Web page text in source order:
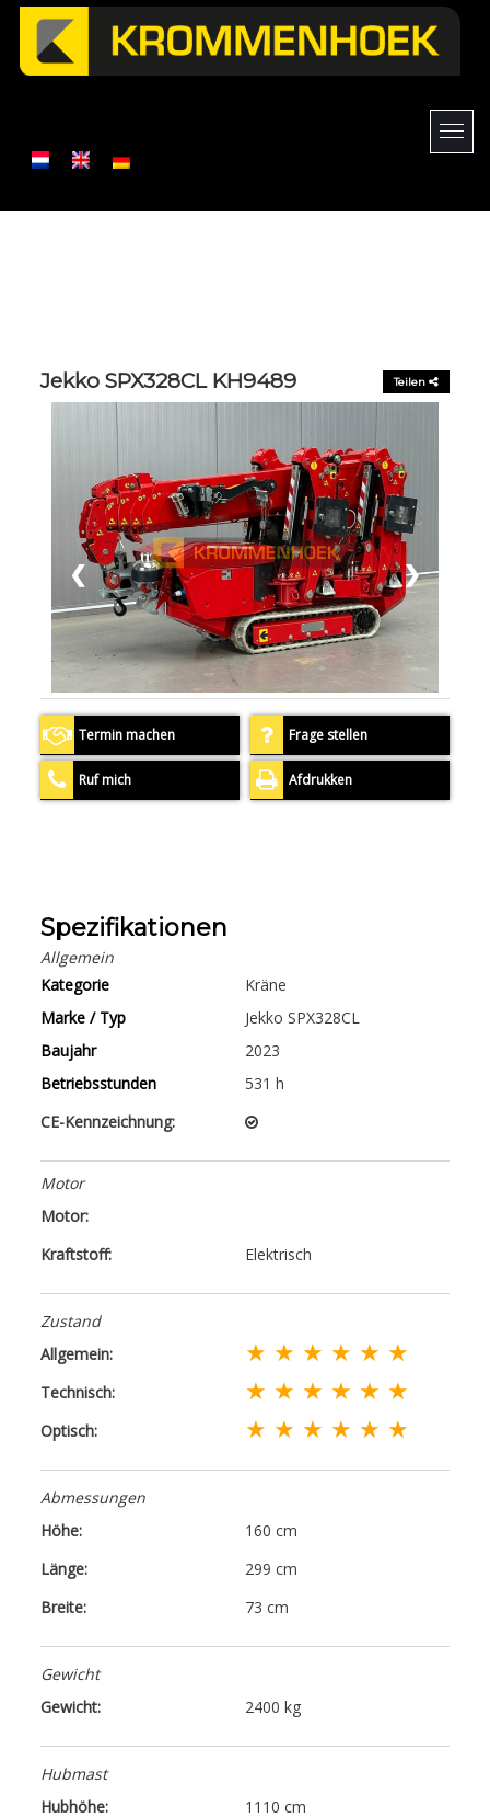
Jekko SPX328CL KH9489 Teilen
❮ ❯
Termin machen Frage stellen
Ruf mich Afdrukken
Spezifikationen
Allgemein
Kategorie
Kräne
Marke / Typ
Jekko SPX328CL
Baujahr
2023
Betriebsstunden
531 h
CE-Kennzeichnung:
Motor
Motor:
Kraftstoff:
Elektrisch
Zustand
Allgemein:
★ ★ ★ ★ ★ ★
Technisch: ★ ★ ★ ★ ★ ★
Optisch: ★ ★ ★ ★ ★ ★
Abmessungen
Höhe:
160 cm
Länge:
299 cm
Breite:
73 cm
Gewicht
Gewicht:
2400 kg
Hubmast
Hubhöhe:
1110 cm